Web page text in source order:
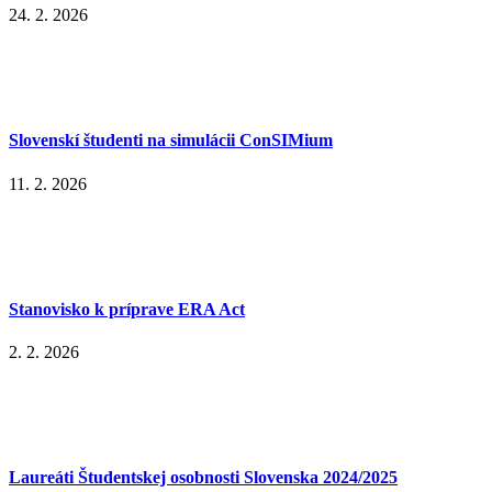
24. 2. 2026
Slovenskí študenti na simulácii ConSIMium
11. 2. 2026
Stanovisko k príprave ERA Act
2. 2. 2026
Laureáti Študentskej osobnosti Slovenska 2024/2025